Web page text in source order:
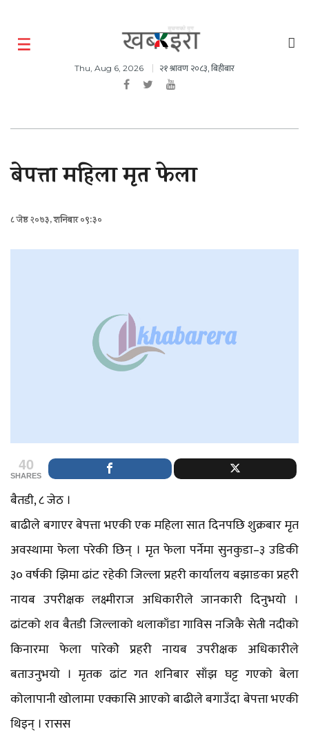
Thu, Aug 6, 2026 २१ श्रावण २०८३, बिहीबार
बेपत्ता महिला मृत फेला
८ जेष्ठ २०७३, शनिबार ०९:३०
40
SHARES
बैतडी, ८ जेठ ।
बाढीले बगाएर बेपत्ता भएकी एक महिला सात दिनपछि शुक्रबार मृत
अवस्थामा फेला परेकी छिन् । मृत फेला पर्नेमा सुनकुडा–३ उडिकी
३० वर्षकी झिमा ढांट रहेकी जिल्ला प्रहरी कार्यालय बझाङका प्रहरी
नायब उपरीक्षक लक्ष्मीराज अधिकारीले जानकारी दिनुभयो ।
ढांटको शव बैतडी जिल्लाको थलाकाँडा गाविस नजिकै सेती नदीको
किनारमा फेला पारेकोे प्रहरी नायब उपरीक्षक अधिकारीले
बताउनुभयो । मृतक ढांट गत शनिबार साँझ घट्ट गएको बेला
कोलापानी खोलामा एक्कासि आएको बाढीले बगाउँदा बेपत्ता भएकी
थिइन् । रासस